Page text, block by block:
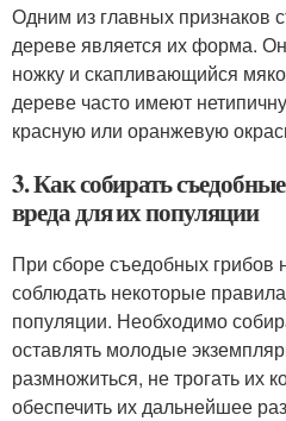
Одним из главных признаков
дереве является их форма.
ножку и скапливающийся
дереве часто имеют
красную или оранжевую
3. Как собирать
вреда для их популяции
При сборе съедобных грибов
соблюдать некоторые
популяции. Необходимо
оставлять молодые
размножиться, не трогать их
обеспечить их дальнейшее